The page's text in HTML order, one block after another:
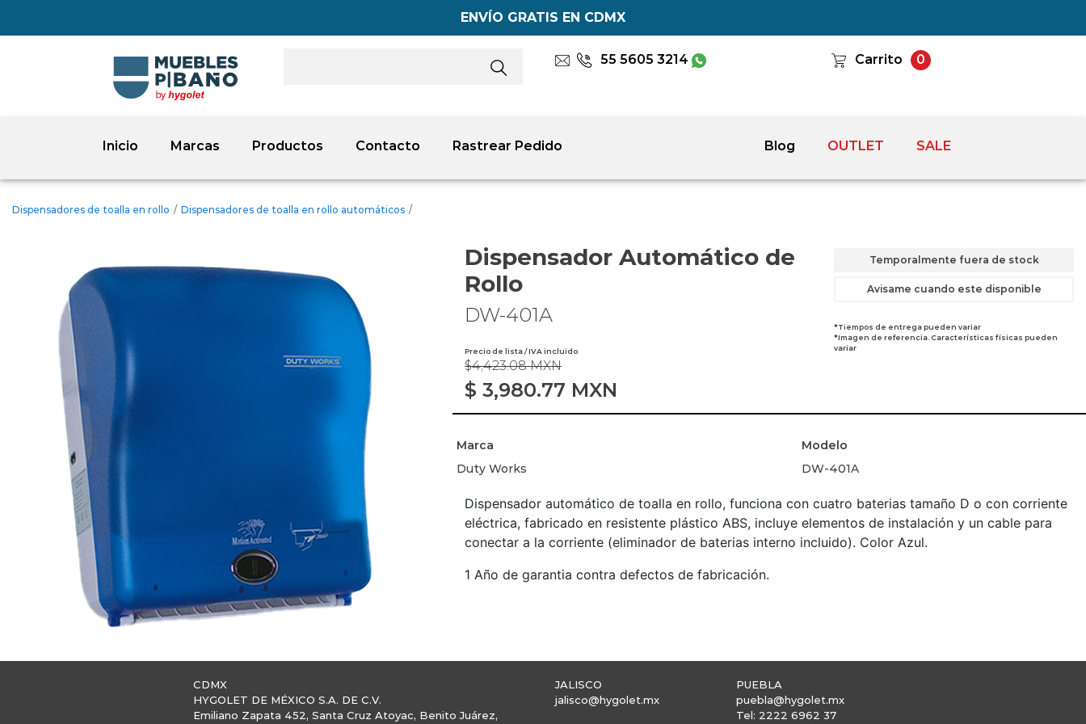
ENVÍO GRATIS EN CDMX
55 5605 3214 Carrito 0
Inicio Marcas Productos Contacto Rastrear Pedido Blog OUTLET SALE
Dispensadores de toalla en rollo / Dispensadores de toalla en rollo automáticos /
Dispensador Automático de
Rollo
DW-401A
Precio de lista / IVA incluido
$4,423.08 MXN
$ 3,980.77 MXN
Temporalmente fuera de stock
Avisame cuando este disponible
*Tiempos de entrega pueden variar
*Imagen de referencia. Características físicas pueden
variar
Marca
Modelo
Duty Works
DW-401A
Dispensador automático de toalla en rollo, funciona con cuatro baterias tamaño D o con corriente
eléctrica, fabricado en resistente plástico ABS, incluye elementos de instalación y un cable para
conectar a la corriente (eliminador de baterias interno incluido). Color Azul.
1 Año de garantia contra defectos de fabricación.
CDMX
HYGOLET DE MÉXICO S.A. DE C.V.
Emiliano Zapata 452, Santa Cruz Atoyac, Benito Juárez,
JALISCO
jalisco@hygolet.mx
PUEBLA
puebla@hygolet.mx
Tel: 2222 6962 37